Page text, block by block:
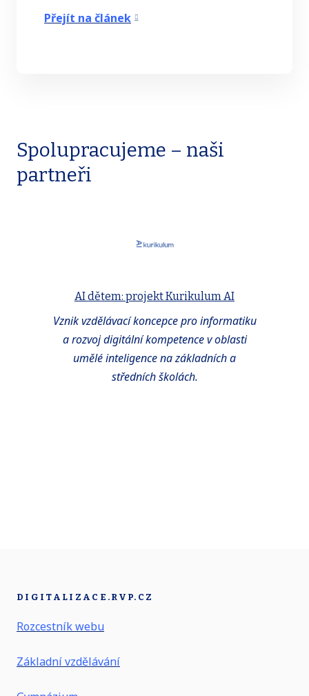
Přejít na článek
Spolupracujeme – naši
partneři
AI dětem: projekt Kurikulum AI
Vznik vzdělávací koncepce pro informatiku
a rozvoj digitální kompetence v oblasti
umělé inteligence na základních a
středních školách.
DIGITALIZACE.RVP.CZ
Rozcestník webu
Základní vzdělávání